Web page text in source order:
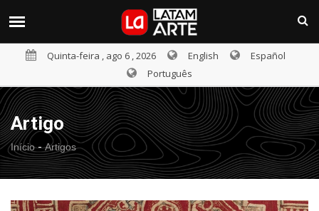
Quinta-feira , ago 6 , 2026 English
Español
Português
Artigo
Início- Artigos